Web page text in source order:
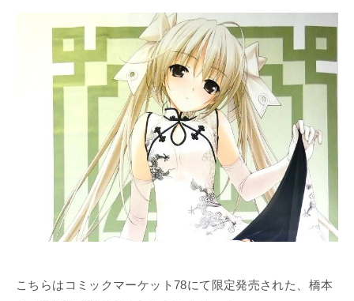
こちらはコミックマーケット78にて限定発売された、橋本